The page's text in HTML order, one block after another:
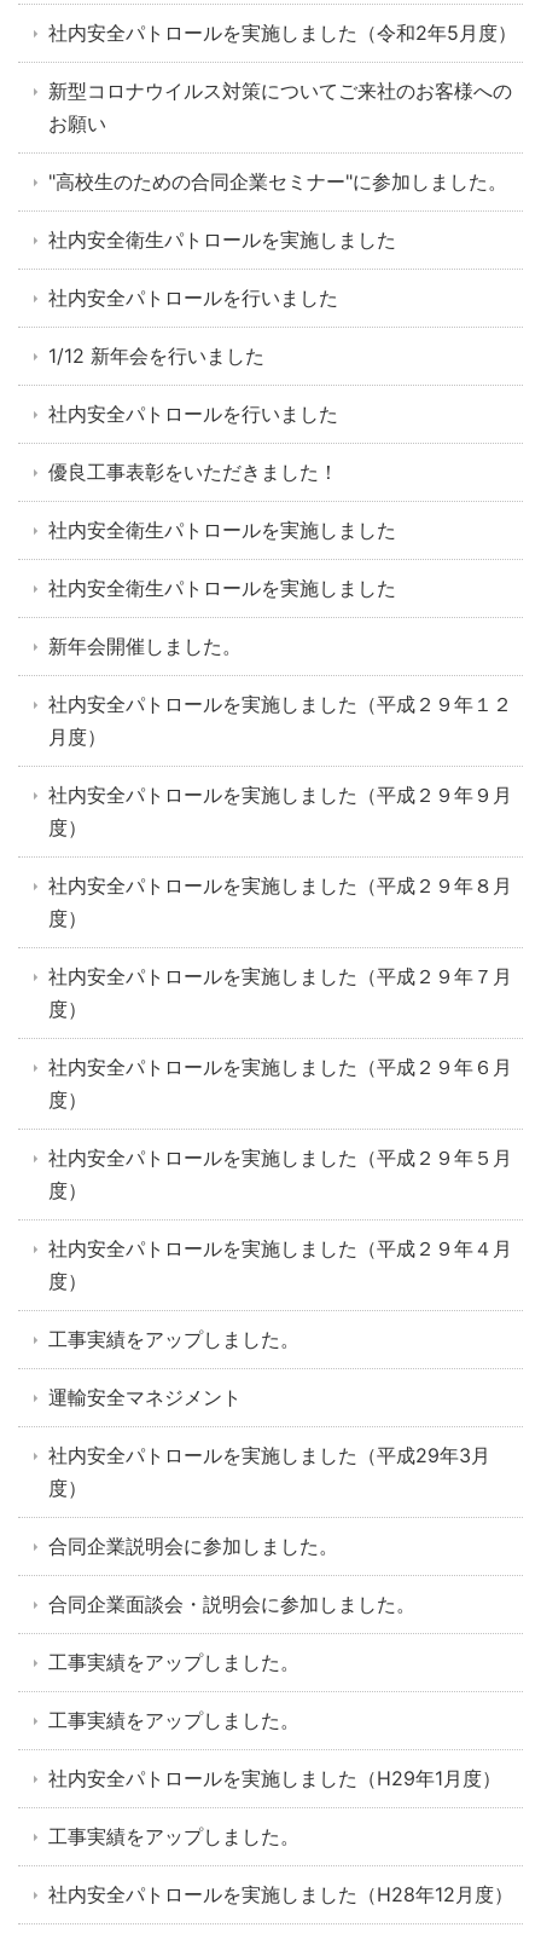
社内安全パトロールを実施しました（令和2年5月度）
新型コロナウイルス対策についてご来社のお客様への
お願い
"高校生のための合同企業セミナー"に参加しました。
社内安全衛生パトロールを実施しました
社内安全パトロールを行いました
1/12 新年会を行いました
社内安全パトロールを行いました
優良工事表彰をいただきました！
社内安全衛生パトロールを実施しました
社内安全衛生パトロールを実施しました
新年会開催しました。
社内安全パトロールを実施しました（平成２９年１２
月度）
社内安全パトロールを実施しました（平成２９年９月
度）
社内安全パトロールを実施しました（平成２９年８月
度）
社内安全パトロールを実施しました（平成２９年７月
度）
社内安全パトロールを実施しました（平成２９年６月
度）
社内安全パトロールを実施しました（平成２９年５月
度）
社内安全パトロールを実施しました（平成２９年４月
度）
工事実績をアップしました。
運輸安全マネジメント
社内安全パトロールを実施しました（平成29年3月
度）
合同企業説明会に参加しました。
合同企業面談会・説明会に参加しました。
工事実績をアップしました。
工事実績をアップしました。
社内安全パトロールを実施しました（H29年1月度）
工事実績をアップしました。
社内安全パトロールを実施しました（H28年12月度）